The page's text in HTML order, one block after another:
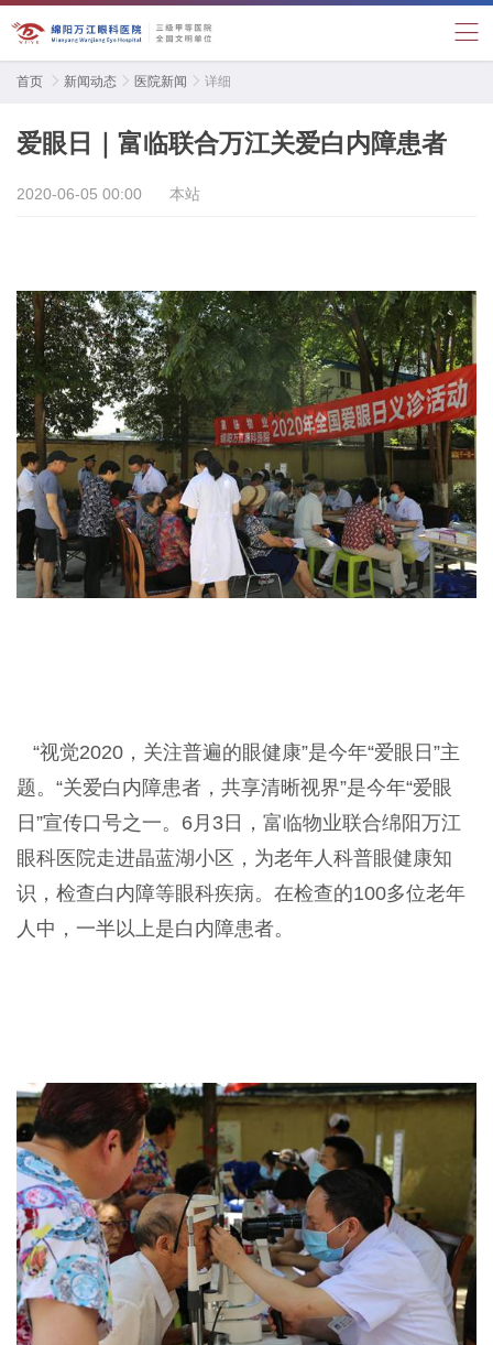
首页  新闻动态  医院新闻  详细
爱眼日｜富临联合万江关爱白内障患者
2020-06-05 00:00 本站
“视觉2020，关注普遍的眼健康”是今年“爱眼日”主
题。“关爱白内障患者，共享清晰视界”是今年“爱眼
日”宣传口号之一。6月3日，富临物业联合绵阳万江
眼科医院走进晶蓝湖小区，为老年人科普眼健康知
识，检查白内障等眼科疾病。在检查的100多位老年
人中，一半以上是白内障患者。